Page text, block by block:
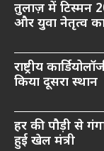
तुलाज़ में टिस्मन
और युवा नेतृत्व
राष्ट्रीय
किया दूसरा स्थान
हर की पौड़ी से
हुई खेल मंत्री